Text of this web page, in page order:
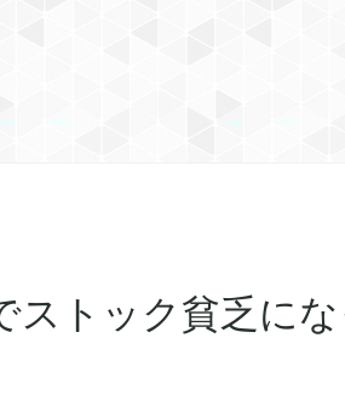
ストック貧乏に